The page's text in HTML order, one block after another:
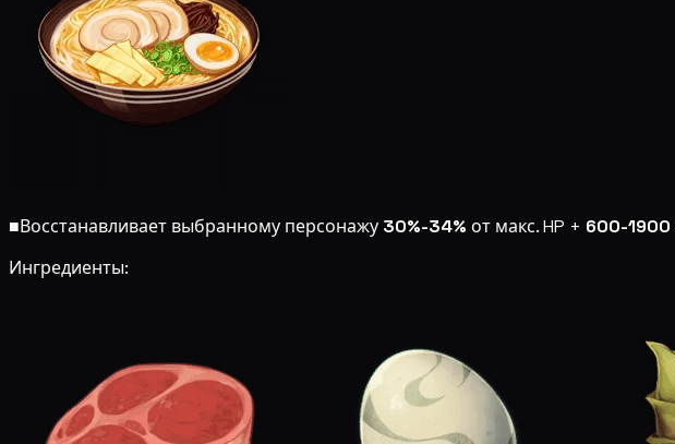
■Восстанавливает выбранному персонажу 30%-34% от макс. HP + 600-1900
Ингредиенты: